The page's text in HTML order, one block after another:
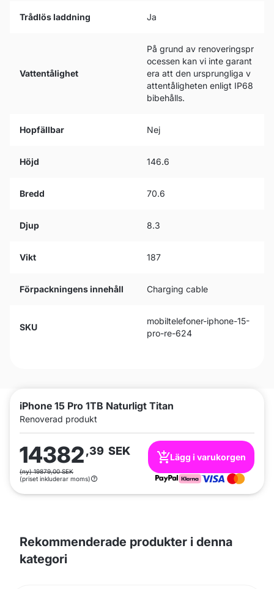
iPhone 15 Pro 1TB Naturligt Titan
Renoverad produkt
14382,39 SEK
(ny) 19879,00 SEK
(priset inkluderar moms)
Lägg i varukorgen
Trådlös laddning Ja
Vattentålighet
På grund av renoveringspr
ocessen kan vi inte garant
era att den ursprungliga v
attentåligheten enligt IP68
bibehålls.
Hopfällbar Nej
Höjd 146.6
Bredd 70.6
Djup 8.3
Vikt 187
Förpackningens innehåll Charging cable
SKU
mobiltelefoner-iphone-15-
pro-re-624
Rekommenderade produkter i denna
kategori